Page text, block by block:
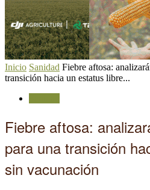
Inicio Sanidad Fiebre aftosa:
transición hacia un estatus libre...
Fiebre aftosa:
para una transición
sin vacunación